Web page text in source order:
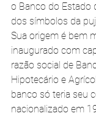
o Banco do Estado
dos símbolos da
Sua origem é bem
inaugurado com
razão social de
Hipotecário e
banco só teria seu
nacionalizado em